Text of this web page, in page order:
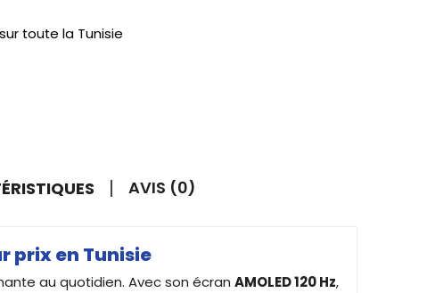
toute la Tunisie
AVIS (0)
prix en Tunisie
au quotidien. Avec son écran AMOLED 120 Hz,